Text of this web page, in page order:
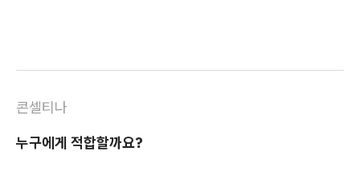
콘셀티나
누구에게 적합할까요?